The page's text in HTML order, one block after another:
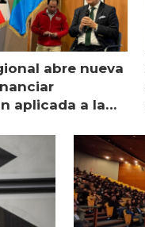
abre nueva
aplicada a la